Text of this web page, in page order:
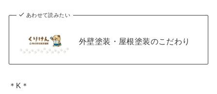
あわせて読みたい
外壁塗装・屋根塗装のこだわり
＊K＊